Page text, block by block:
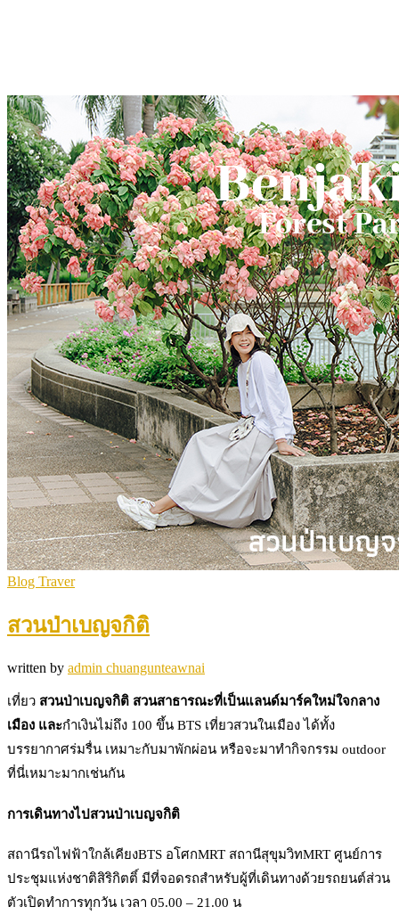
Blog Traver
สวนป่าเบญจกิติ
written by admin chuangunteawnai
เที่ยว สวนป่าเบญจกิติ สวนสาธารณะที่เป็นแลนด์มาร์คใหม่ใจกลาง
เมือง และกำเงินไม่ถึง 100 ขึ้น BTS เที่ยวสวนในเมือง ได้ทั้ง
บรรยากาศร่มรื่น เหมาะกับมาพักผ่อน หรือจะมาทำกิจกรรม outdoor
ที่นี่เหมาะมากเช่นกัน
การเดินทางไปสวนป่าเบญจกิติ
สถานีรถไฟฟ้าใกล้เคียงBTS อโศกMRT สถานีสุขุมวิทMRT ศูนย์การ
ประชุมแห่งชาติสิริกิตติ์ มีที่จอดรถสำหรับผู้ที่เดินทางด้วยรถยนต์ส่วน
ตัวเปิดทำการทุกวัน เวลา 05.00 – 21.00 น